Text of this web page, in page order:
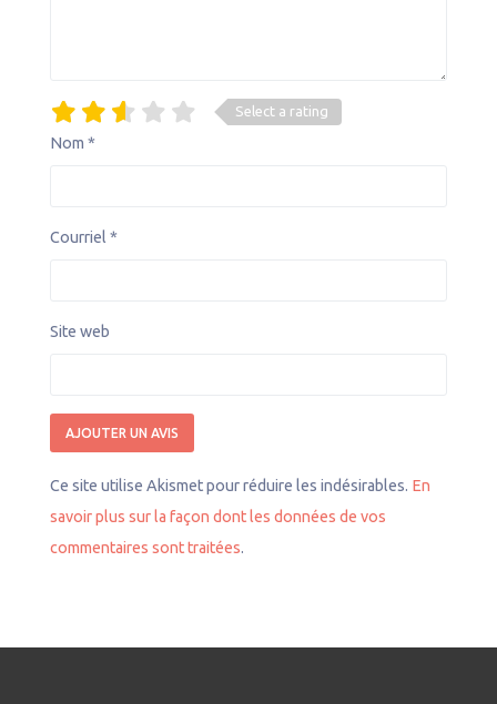
Select a rating
Nom *
Courriel *
Site web
Ce site utilise Akismet pour réduire les indésirables. En
savoir plus sur la façon dont les données de vos
commentaires sont traitées.